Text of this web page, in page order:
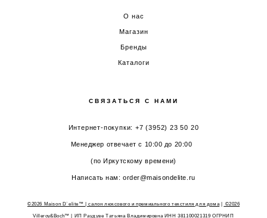
О нас
Магазин
Бренды
Каталоги
СВЯЗАТЬСЯ С НАМИ
Интернет-покупки: +7 (3952) 23 50 20
Менеджер отвечает с 10:00 до 20:00
(по Иркутскому времени)
Написать нам: order@maisondelite.ru
©2026 Maison D`elite™ | салон люксового и премиального текстиля для дома| ©2026
Villeroy&Boch™ | ИП Раудуве Татьяна Владимировна ИНН 381100021319 ОГРНИП